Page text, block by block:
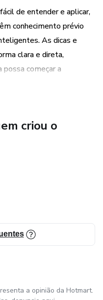
de entender e aplicar,
conhecimento prévio
As dicas e
clara e direta,
começar a
criou o
a opinião da Hotmart.